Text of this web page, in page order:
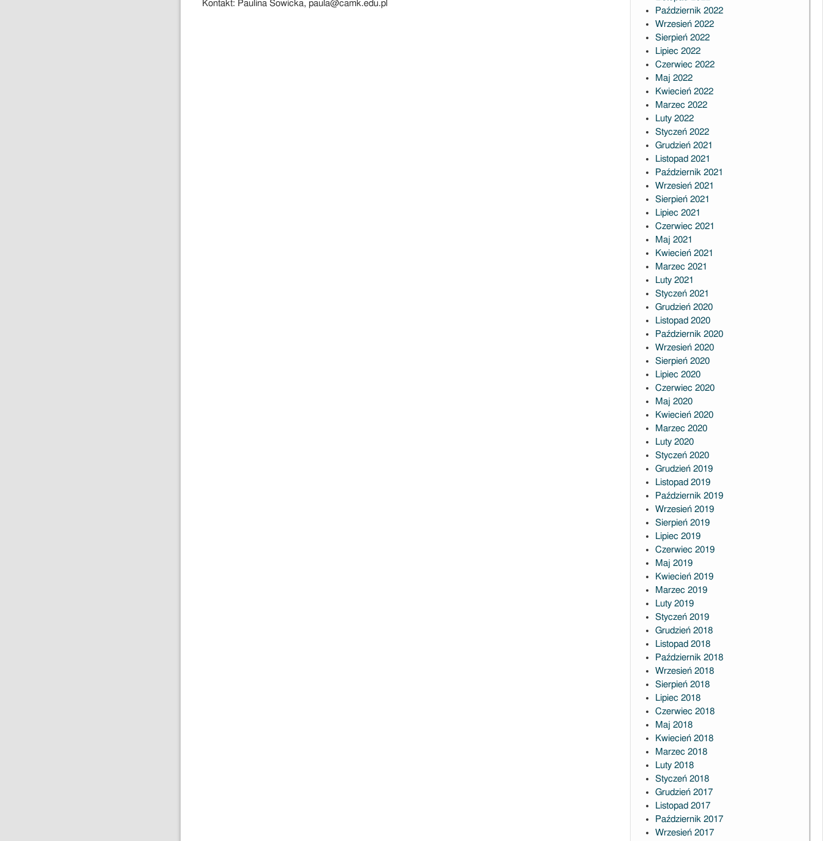
Kontakt: Paulina Sowicka, paula@camk.edu.pl
Październik 2022
Wrzesień 2022
Sierpień 2022
Lipiec 2022
Czerwiec 2022
Maj 2022
Kwiecień 2022
Marzec 2022
Luty 2022
Styczeń 2022
Grudzień 2021
Listopad 2021
Październik 2021
Wrzesień 2021
Sierpień 2021
Lipiec 2021
Czerwiec 2021
Maj 2021
Kwiecień 2021
Marzec 2021
Luty 2021
Styczeń 2021
Grudzień 2020
Listopad 2020
Październik 2020
Wrzesień 2020
Sierpień 2020
Lipiec 2020
Czerwiec 2020
Maj 2020
Kwiecień 2020
Marzec 2020
Luty 2020
Styczeń 2020
Grudzień 2019
Listopad 2019
Październik 2019
Wrzesień 2019
Sierpień 2019
Lipiec 2019
Czerwiec 2019
Maj 2019
Kwiecień 2019
Marzec 2019
Luty 2019
Styczeń 2019
Grudzień 2018
Listopad 2018
Październik 2018
Wrzesień 2018
Sierpień 2018
Lipiec 2018
Czerwiec 2018
Maj 2018
Kwiecień 2018
Marzec 2018
Luty 2018
Styczeń 2018
Grudzień 2017
Listopad 2017
Październik 2017
Wrzesień 2017